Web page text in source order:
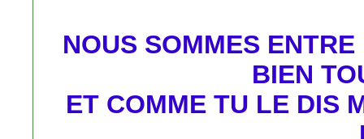
NOUS SOMMES
BIEN
ET COMME TU LE DIS